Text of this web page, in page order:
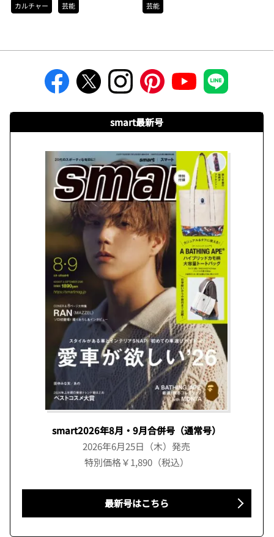
カルチャー 芸能 芸能
smart最新号
smart2026年8月・9月合併号（通常号）
2026年6月25日（木）発売
特別価格￥1,890（税込）
最新号はこちら